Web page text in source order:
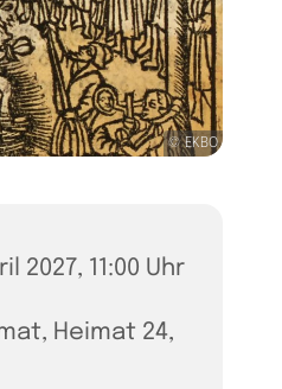
© EKBO
2027, 11:00 Uhr
Heimat 24,